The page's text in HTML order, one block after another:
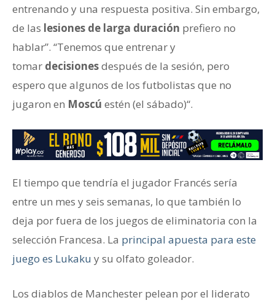
entrenando y una respuesta positiva. Sin embargo,
de las lesiones de larga duración prefiero no
hablar”. “Tenemos que entrenar y
tomar decisionesdespués de la sesión, pero
espero que algunos de los futbolistas que no
jugaron en Moscú estén (el sábado)“.
El tiempo que tendría el jugador Francés sería
entre un mes y seis semanas, lo que también lo
deja por fuera de los juegos de eliminatoria con la
selección Francesa. La principal apuesta para este
juego es Lukaku y su olfato goleador.
Los diablos de Manchester pelean por el liderato